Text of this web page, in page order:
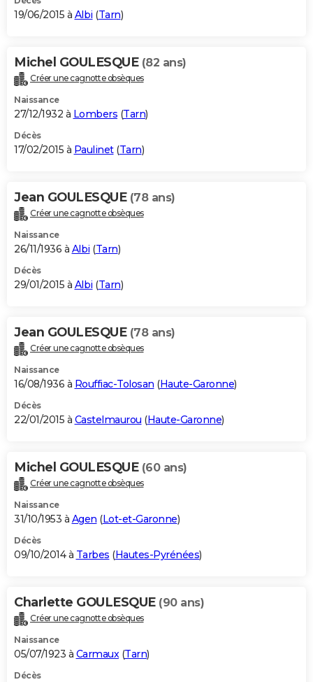
19/06/2015 à Albi (Tarn)
Michel GOULESQUE (82 ans)
Créer une cagnotte obsèques
Naissance
27/12/1932 à Lombers (Tarn)
Décès
17/02/2015 à Paulinet(Tarn)
Jean GOULESQUE (78 ans)
Créer une cagnotte obsèques
Naissance
26/11/1936 à Albi (Tarn)
Décès
29/01/2015 à Albi (Tarn)
Jean GOULESQUE (78 ans)
Créer une cagnotte obsèques
Naissance
16/08/1936 à Rouffiac-Tolosan (Haute-Garonne)
Décès
22/01/2015 à Castelmaurou (Haute-Garonne)
Michel GOULESQUE (60 ans)
Créer une cagnotte obsèques
Naissance
31/10/1953 à Agen (Lot-et-Garonne)
Décès
09/10/2014 à Tarbes (Hautes-Pyrénées)
Charlette GOULESQUE (90 ans)
Créer une cagnotte obsèques
Naissance
05/07/1923 à Carmaux(Tarn)
Décès